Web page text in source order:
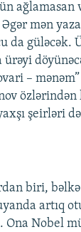
ağlamasan
mən
da güləcək.
– mənəm”
özlərindən
şeirləri
biri, bəlkə
artıq
Ona Nobel